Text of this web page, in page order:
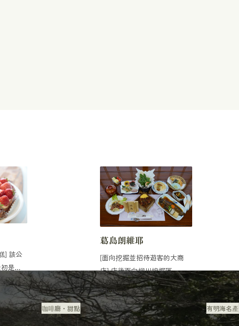
] 該公
是一
美食
咖啡廳・甜點
葛島朗維耶
[面向挖掘並招待遊客的大商
店] 店後面向柳川挖掘區，並
設有碼頭。這個碼...
美食
有明海名產
View